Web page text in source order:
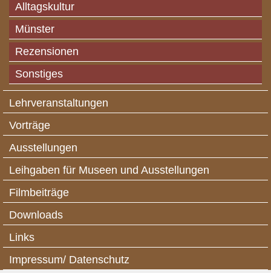
Alltagskultur
Münster
Rezensionen
Sonstiges
Lehrveranstaltungen
Vorträge
Ausstellungen
Leihgaben für Museen und Ausstellungen
Filmbeiträge
Downloads
Links
Impressum/ Datenschutz